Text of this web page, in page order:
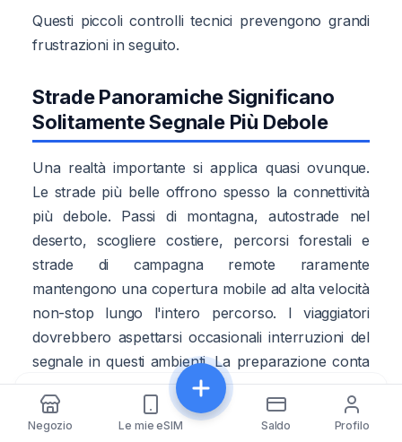
Questi piccoli controlli tecnici prevengono grandi
frustrazioni in seguito.
Strade Panoramiche Significano
Solitamente Segnale Più Debole
Una realtà importante si applica quasi ovunque.
Le strade più belle offrono spesso la connettività
più debole. Passi di montagna, autostrade nel
deserto, scogliere costiere, percorsi forestali e
strade di campagna remote raramente
mantengono una copertura mobile ad alta velocità
non-stop lungo l'intero percorso. I viaggiatori
dovrebbero aspettarsi occasionali interruzioni del
segnale in questi ambienti. La preparazione conta
più delle aspettative irrealistiche. A volte
disconnettersi brevemente diventa parte del road
trip stesso.
Condividi
Negozio Le mie eSIM Saldo Profilo